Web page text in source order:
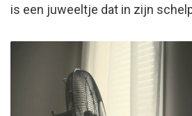
is een juweeltje dat in zijn